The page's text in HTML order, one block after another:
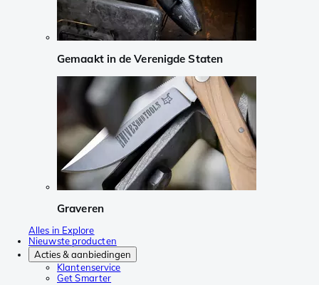
Gemaakt in de Verenigde Staten
Graveren
Alles in Explore
Nieuwste producten
Acties & aanbiedingen
Klantenservice
Get Smarter